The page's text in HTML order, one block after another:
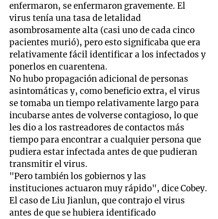
enfermaron, se enfermaron gravemente. El
virus tenía una tasa de letalidad
asombrosamente alta (casi uno de cada cinco
pacientes murió), pero esto significaba que era
relativamente fácil identificar a los infectados y
ponerlos en cuarentena.
No hubo propagación adicional de personas
asintomáticas y, como beneficio extra, el virus
se tomaba un tiempo relativamente largo para
incubarse antes de volverse contagioso, lo que
les dio a los rastreadores de contactos más
tiempo para encontrar a cualquier persona que
pudiera estar infectada antes de que pudieran
transmitir el virus.
"Pero también los gobiernos y las
instituciones actuaron muy rápido", dice Cobey.
El caso de Liu Jianlun, que contrajo el virus
antes de que se hubiera identificado